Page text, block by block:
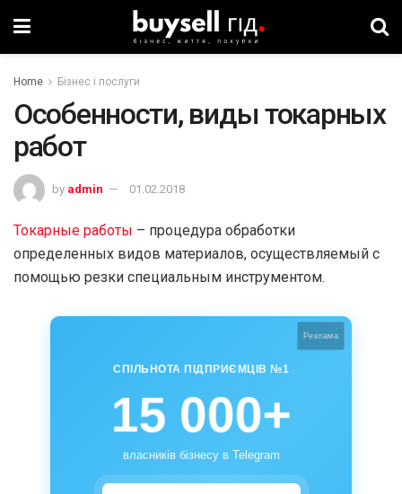
Home Бізнес і послуги
Особенности, виды токарных
работ
by admin 01.02.2018
Токарные работы – процедура обработки
определенных видов материалов, осуществляемый с
помощью резки специальным инструментом.
Реклама
СПІЛЬНОТА ПІДПРИЄМЦІВ №1
15 000+
власників бізнесу в Telegram